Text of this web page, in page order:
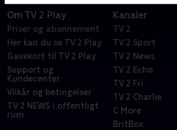
Om TV 2 Play
Priser og abonnement
Her kan du se TV 2 Play
Gavekort til TV 2 Play
Support og
Kundecenter
Vilkår og betingelser
TV 2 NEWS i offentligt
rum
Kanaler
TV 2
TV 2 Sport
TV 2 News
TV 2 Echo
TV 2 Fri
TV 2 Charlie
C More
BritBox